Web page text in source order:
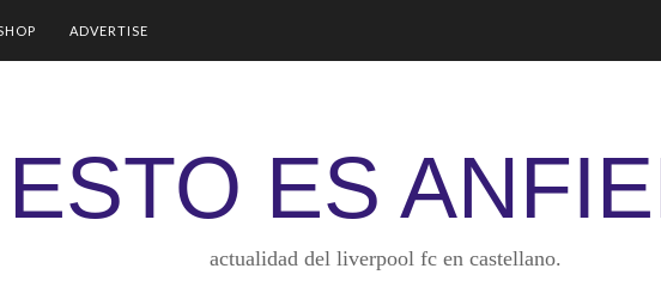
ADVERTISE
ESTO ES
actualidad del liverpool fc en castellano.